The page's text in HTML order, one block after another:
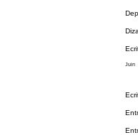
Juin